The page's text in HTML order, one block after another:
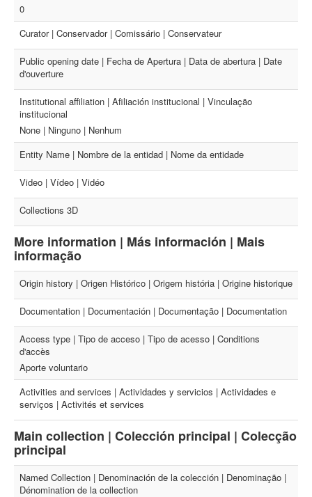
0
Curator | Conservador | Comissário | Conservateur
Public opening date | Fecha de Apertura | Data de abertura | Date
d'ouverture
Institutional affiliation | Afiliación institucional | Vinculação
institucional
None | Ninguno | Nenhum
Entity Name | Nombre de la entidad | Nome da entidade
Video | Vídeo | Vidéo
Collections 3D
More information | Más información | Mais
informação
Origin history | Origen Histórico | Origem história | Origine historique
Documentation | Documentación | Documentação | Documentation
Access type | Tipo de acceso | Tipo de acesso | Conditions
d'accès
Aporte voluntario
Activities and services | Actividades y servicios | Actividades e
serviços | Activités et services
Main collection | Colección principal | Colecção
principal
Named Collection | Denominación de la colección | Denominação |
Dénomination de la collection